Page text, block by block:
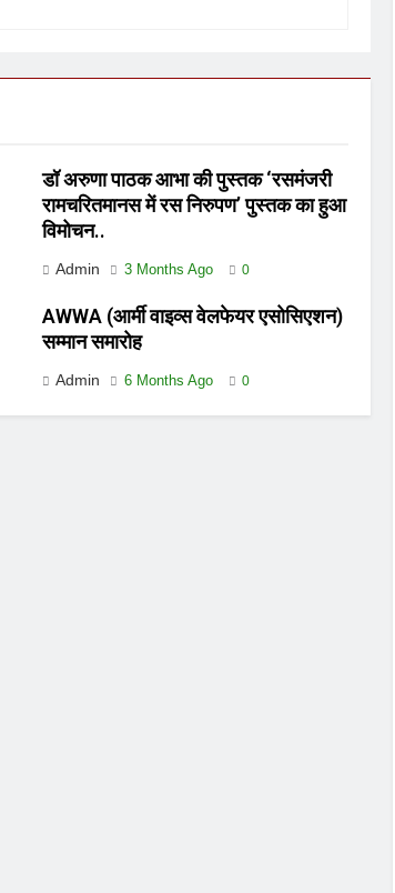
डॉ अरुणा पाठक आभा की पुस्तक ‘रसमंजरी
रामचरितमानस में रस निरुपण’ पुस्तक का हुआ
विमोचन..
Admin 3 Months Ago 0
AWWA (आर्मी वाइव्स वेलफेयर एसोसिएशन)
सम्मान समारोह
Admin 6 Months Ago 0